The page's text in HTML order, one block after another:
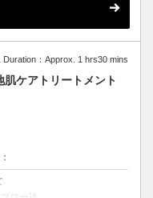
Duration：Approx. 1 hrs30 mins
肌ケアトリートメント